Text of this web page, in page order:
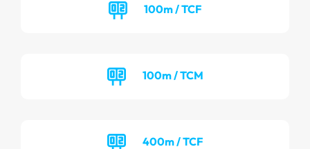
100m / TCF
100m / TCM
400m / TCF